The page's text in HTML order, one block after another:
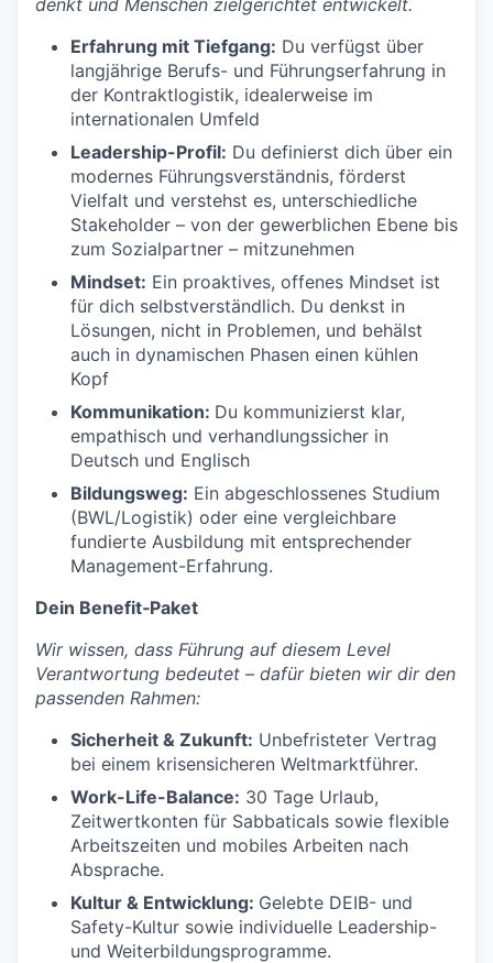
denkt und Menschen zielgerichtet entwickelt.
Erfahrung mit Tiefgang: Du verfügst über
langjährige Berufs- und Führungserfahrung in
der Kontraktlogistik, idealerweise im
internationalen Umfeld
Leadership-Profil: Du definierst dich über ein
modernes Führungsverständnis, förderst
Vielfalt und verstehst es, unterschiedliche
Stakeholder – von der gewerblichen Ebene bis
zum Sozialpartner – mitzunehmen
Mindset: Ein proaktives, offenes Mindset ist
für dich selbstverständlich. Du denkst in
Lösungen, nicht in Problemen, und behälst
auch in dynamischen Phasen einen kühlen
Kopf
Kommunikation: Du kommunizierst klar,
empathisch und verhandlungssicher in
Deutsch und Englisch
Bildungsweg: Ein abgeschlossenes Studium
(BWL/Logistik) oder eine vergleichbare
fundierte Ausbildung mit entsprechender
Management-Erfahrung.
Dein Benefit‑Paket
Wir wissen, dass Führung auf diesem Level
Verantwortung bedeutet – dafür bieten wir dir den
passenden Rahmen:
Sicherheit & Zukunft: Unbefristeter Vertrag
bei einem krisensicheren Weltmarktführer.
Work-Life-Balance: 30 Tage Urlaub,
Zeitwertkonten für Sabbaticals sowie flexible
Arbeitszeiten und mobiles Arbeiten nach
Absprache.
Kultur & Entwicklung: Gelebte DEIB- und
Safety-Kultur sowie individuelle Leadership-
und Weiterbildungsprogramme.